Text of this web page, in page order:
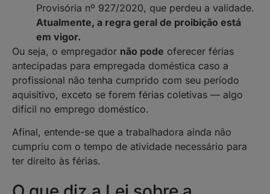
Provisória nº 927/2020, que perdeu a validade.
Atualmente, a regra geral de proibição está
em vigor.
Ou seja, o empregador não pode oferecer férias
antecipadas para empregada doméstica caso a
profissional não tenha cumprido com seu período
aquisitivo, exceto se forem férias coletivas — algo
difícil no emprego doméstico.
Afinal, entende-se que a trabalhadora ainda não
cumpriu com o tempo de atividade necessário para
ter direito às férias.